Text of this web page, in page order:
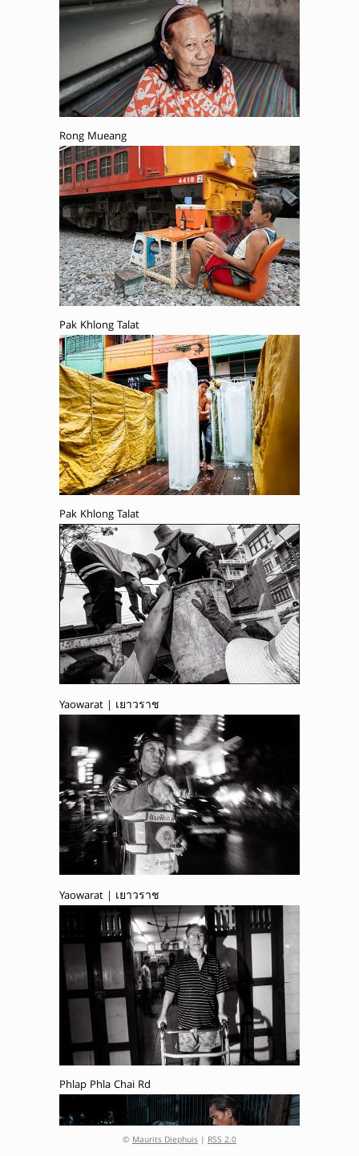
Rong Mueang
Pak Khlong Talat
Pak Khlong Talat
Yaowarat | เยาวราช
Yaowarat | เยาวราช
Phlap Phla Chai Rd
© Maurits Diephuis | RSS 2.0